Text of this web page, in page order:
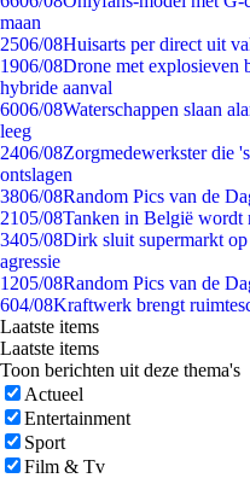
maan
2506/08Huisarts per direct uit
1906/08Drone met explosieven
hybride aanval
6006/08Waterschappen slaan
leeg
2406/08Zorgmedewerkster die
ontslagen
3806/08Random Pics van de
2105/08Tanken in België wordt
3405/08Dirk sluit supermarkt
agressie
1205/08Random Pics van de
604/08Kraftwerk brengt
Laatste items
Laatste items
Toon berichten uit deze thema's
Actueel
Entertainment
Sport
Film & Tv